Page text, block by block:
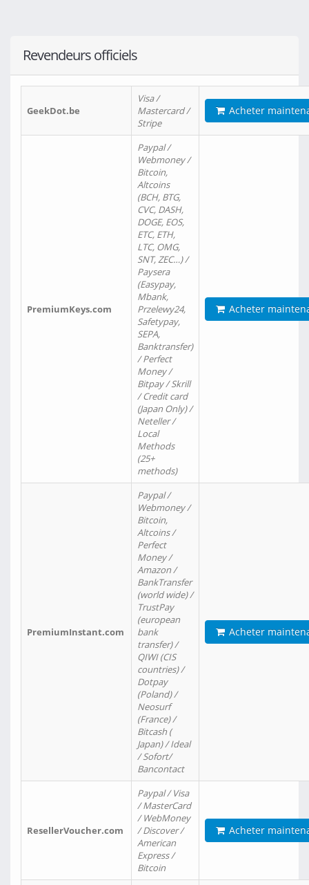
Revendeurs officiels
GeekDot.be
Visa /
Mastercard /
Stripe
Acheter
PremiumKeys.com
Paypal /
Webmoney /
Bitcoin,
Altcoins
(BCH, BTG,
CVC, DASH,
DOGE, EOS,
ETC, ETH,
LTC, OMG,
SNT, ZEC…) /
Paysera
(Easypay,
Mbank,
Przelewy24,
Safetypay,
SEPA,
Banktransfer)
/ Perfect
Money /
Bitpay / Skrill
/ Credit card
(Japan Only) /
Neteller /
Local
Methods
(25+
methods)
Acheter
PremiumInstant.com
Paypal /
Webmoney /
Bitcoin,
Altcoins /
Perfect
Money /
Amazon /
BankTransfer
(world wide) /
TrustPay
(european
bank
transfer) /
QIWI (CIS
countries) /
Dotpay
(Poland) /
Neosurf
(France) /
Bitcash (
Japan) / Ideal
/ Sofort/
Bancontact
Acheter
ResellerVoucher.com
Paypal / Visa
/ MasterCard
/ WebMoney
/ Discover /
American
Express /
Bitcoin
Acheter